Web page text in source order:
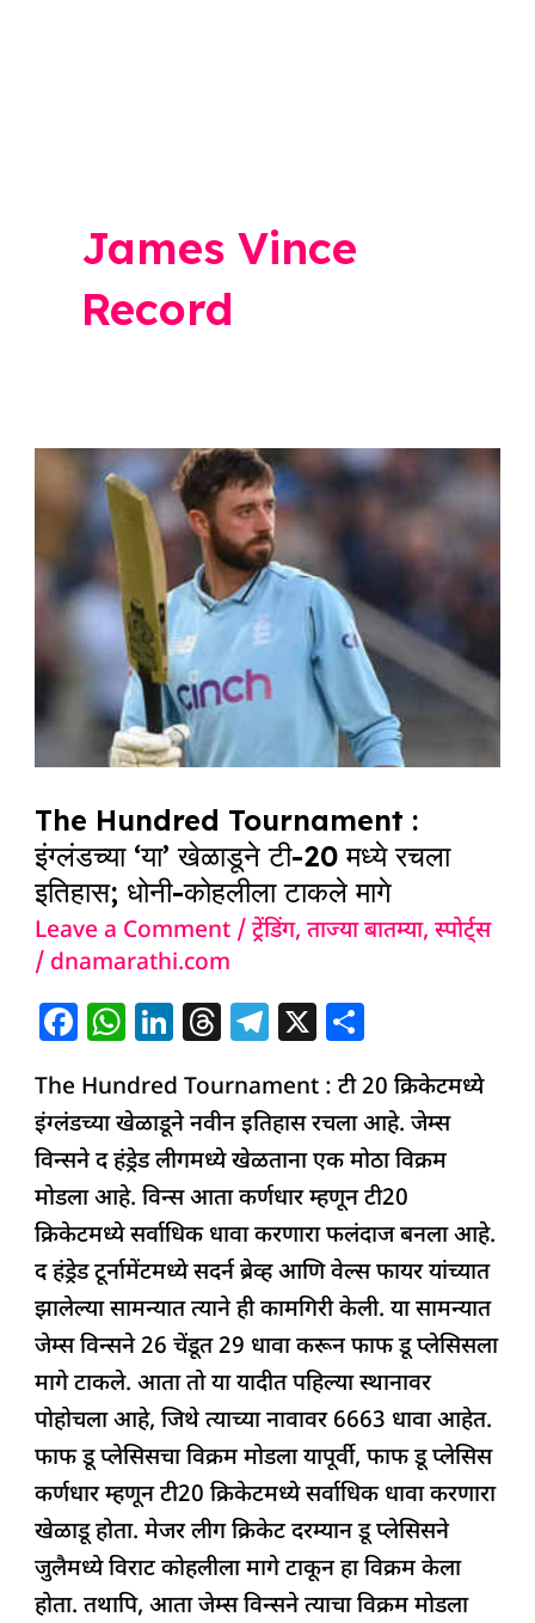
James Vince
Record
The Hundred Tournament :
इंग्लंडच्या ‘या’ खेळाडूने टी-20 मध्ये रचला
इतिहास; धोनी-कोहलीला टाकले मागे
Leave a Comment /ट्रेंडिंग,ताज्या बातम्या,स्पोर्ट्स
/ dnamarathi.com
F
c
e
b
o
o
k
W
at
s
A
p
p
Li
k
e
dI
n
T
re
a
d
s
T
e
g
ra
m
X
ar
e
The Hundred Tournament : टी 20 क्रिकेटमध्ये
इंग्लंडच्या खेळाडूने नवीन इतिहास रचला आहे. जेम्स
विन्सने द हंड्रेड लीगमध्ये खेळताना एक मोठा विक्रम
मोडला आहे. विन्स आता कर्णधार म्हणून टी20
क्रिकेटमध्ये सर्वाधिक धावा करणारा फलंदाज बनला आहे.
द हंड्रेड टूर्नामेंटमध्ये सदर्न ब्रेव्ह आणि वेल्स फायर यांच्यात
झालेल्या सामन्यात त्याने ही कामगिरी केली. या सामन्यात
जेम्स विन्सने 26 चेंडूत 29 धावा करून फाफ डू प्लेसिसला
मागे टाकले. आता तो या यादीत पहिल्या स्थानावर
पोहोचला आहे, जिथे त्याच्या नावावर 6663 धावा आहेत.
फाफ डू प्लेसिसचा विक्रम मोडला यापूर्वी, फाफ डू प्लेसिस
कर्णधार म्हणून टी20 क्रिकेटमध्ये सर्वाधिक धावा करणारा
खेळाडू होता. मेजर लीग क्रिकेट दरम्यान डू प्लेसिसने
जुलैमध्ये विराट कोहलीला मागे टाकून हा विक्रम केला
होता. तथापि, आता जेम्स विन्सने त्याचा विक्रम मोडला
The
Hundred
Tournament
:
इंग्लंडच्या
‘या’
टी-20
मध्ये
इतिहास;
धोनी-
कोहलीला
टाकले
मागे